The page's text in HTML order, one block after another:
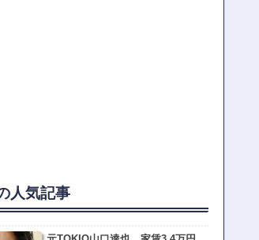
人気記事